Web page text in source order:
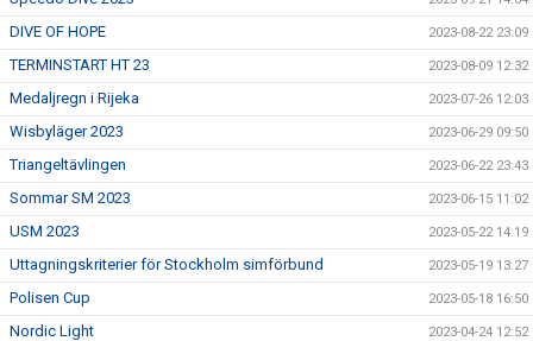
DIVE OF HOPE 2023-08-22 23:09
TERMINSTART HT 23 2023-08-09 12:32
Medaljregn i Rijeka 2023-07-26 12:03
Wisbyläger 2023 2023-06-29 09:50
Triangeltävlingen 2023-06-22 23:43
Sommar SM 2023 2023-06-15 11:02
USM 2023 2023-05-22 14:19
Uttagningskriterier för Stockholm simförbund 2023-05-19 13:27
Polisen Cup 2023-05-18 16:50
Nordic Light 2023-04-24 12:52